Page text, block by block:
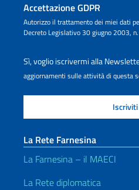
Accettazione GDPR
Autorizzo il trattamento dei miei dati
Decreto Legislativo 30 giugno 2003,
Sì, voglio iscrivermi alla
aggiornamenti sulle attività di questa
La Rete Farnesina
La Farnesina – il MAECI
La Rete diplomatica